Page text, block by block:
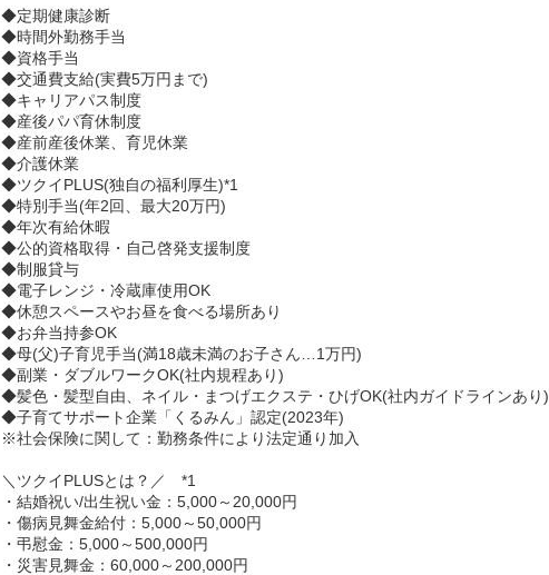
◆定期健康診断
◆時間外勤務手当
◆資格手当
◆交通費支給(実費5万円まで)
◆キャリアパス制度
◆産後パパ育休制度
◆産前産後休業、育児休業
◆介護休業
◆ツクイPLUS(独自の福利厚生)*1
◆特別手当(年2回、最大20万円)
◆年次有給休暇
◆公的資格取得・自己啓発支援制度
◆制服貸与
◆電子レンジ・冷蔵庫使用OK
◆休憩スペースやお昼を食べる場所あり
◆お弁当持参OK
◆母(父)子育児手当(満18歳未満のお子さん…1万円)
◆副業・ダブルワークOK(社内規程あり)
◆髪色・髪型自由、ネイル・まつげエクステ・ひげOK(社内ガイドラインあり)
◆子育てサポート企業「くるみん」認定(2023年)
※社会保険に関して：勤務条件により法定通り加入
＼ツクイPLUSとは？／ *1
・結婚祝い/出生祝い金：5,000～20,000円
・傷病見舞金給付：5,000～50,000円
・弔慰金：5,000～500,000円
・災害見舞金：60,000～200,000円